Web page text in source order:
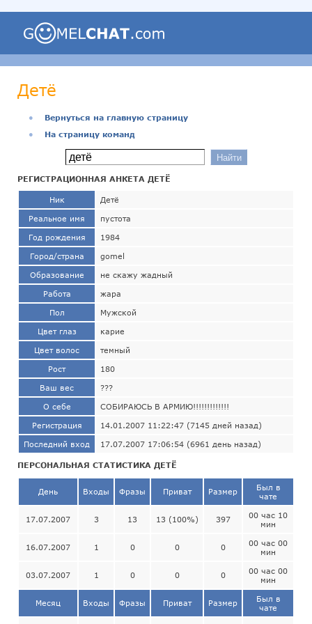
Детё
●
Вернуться на главную страницу
●
На страницу команд
РЕГИСТРАЦИОННАЯ АНКЕТА ДЕТЁ
Ник Детё
Реальное имя пустота
Год рождения 1984
Город/страна gomel
Образование не скажу жадный
Работа жара
Пол Мужской
Цвет глаз карие
Цвет волос темный
Рост 180
Ваш вес ???
О себе СОБИРАЮСЬ В АРМИЮ!!!!!!!!!!!!!
Регистрация 14.01.2007 11:22:47 (7145 дней назад)
Последний вход 17.07.2007 17:06:54 (6961 день назад)
ПЕРСОНАЛЬНАЯ СТАТИСТИКА ДЕТЁ
День Входы Фразы Приват Размер
Был в
чате
17.07.2007 3 13 13 (100%) 397
00 час 10
мин
16.07.2007 1 0 0 0
00 час 00
мин
03.07.2007 1 0 0 0
00 час 00
мин
Месяц Входы Фразы Приват Размер
Был в
чате